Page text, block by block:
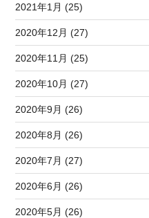
2021年1月 (25)
2020年12月 (27)
2020年11月 (25)
2020年10月 (27)
2020年9月 (26)
2020年8月 (26)
2020年7月 (27)
2020年6月 (26)
2020年5月 (26)